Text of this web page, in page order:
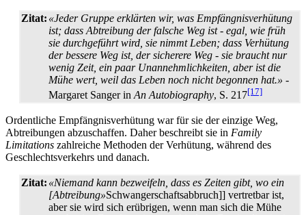
Zitat: «Jeder Gruppe erklärten wir, was Empfängnis­verhütung
ist; dass Abtreibung der falsche Weg ist - egal, wie früh
sie durchgeführt wird, sie nimmt Leben; dass Verhütung
der bessere Weg ist, der sicherere Weg - sie braucht nur
wenig Zeit, ein paar Unannehmlichkeiten, aber ist die
Mühe wert, weil das Leben noch nicht begonnen hat.» -
Margaret Sanger inAn Autobiography, S. 217[17]
Ordentliche Empfängnisverhütung war für sie der einzige Weg,
Abtreibungen abzuschaffen. Daher beschreibt sie in Family
Limitations zahlreiche Methoden der Verhütung, während des
Geschlechtsverkehrs und danach.
Zitat: «Niemand kann bezweifeln, dass es Zeiten gibt, wo ein
[Abtreibung»Schwangerschafts­abbruch]] vertretbar ist,
aber sie wird sich erübrigen, wenn man sich die Mühe